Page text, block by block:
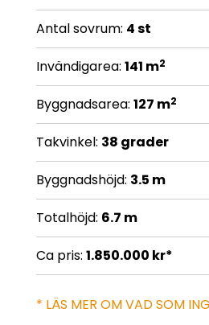
Antal sovrum: 4 st
Invändigarea: 141 m2
Byggnadsarea: 127 m2
Takvinkel: 38 grader
Byggnadshöjd: 3.5 m
Totalhöjd: 6.7 m
Ca pris: 1.850.000 kr*
* LÄS MER OM VAD SOM